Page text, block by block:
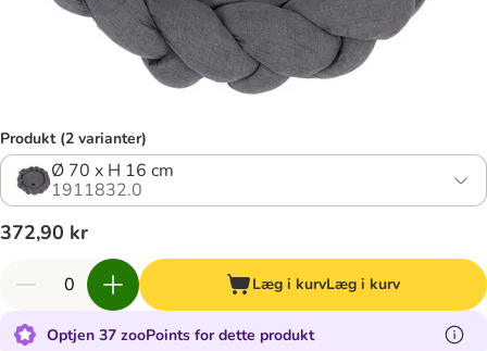
Produkt (2 varianter)
Ø 70 x H 16 cm
1911832.0
372,90 kr
Læg i kurvLæg i kurv
Optjen 37 zooPoints for dette produkt